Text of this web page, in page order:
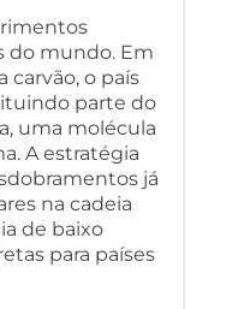
do mundo. Em
carvão, o país
parte do
uma molécula
A estratégia
já
na cadeia
de baixo
para países